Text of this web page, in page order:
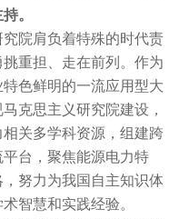
。
院肩负着特殊的时代责
重担、走在前列。作为
色鲜明的一流应用型大
克思主义研究院建设，
关多学科资源，组建跨
台，聚焦能源电力特
努力为我国自主知识体
智慧和实践经验。